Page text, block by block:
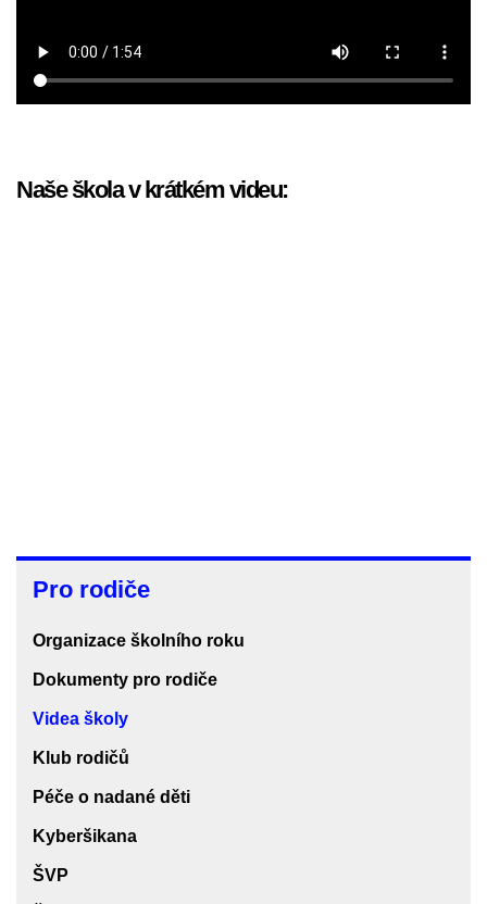
Pro
rodiče
Pro rodiče
Organizace školního roku
Dokumenty pro rodiče
Videa školy
Klub rodičů
Péče o nadané děti
Kyberšikana
ŠVP
Naše škola v krátkém videu: